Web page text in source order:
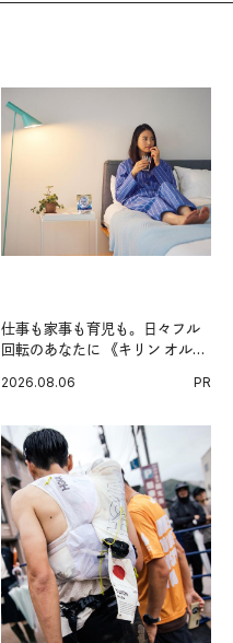
仕事も家事も育児も。日々フル
回転のあなたに 《キリン オルニ
2026.08.06 PR